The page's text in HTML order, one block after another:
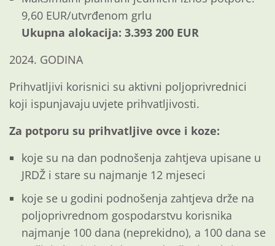
9,60 EUR/utvrđenom grlu
Ukupna alokacija: 3.393 200 EUR
2024. GODINA
Prihvatljivi korisnici su aktivni poljoprivrednici
koji ispunjavaju uvjete prihvatljivosti.
Za potporu su prihvatljive ovce i koze:
koje su na dan podnošenja zahtjeva upisane u
JRDŽ i stare su najmanje 12 mjeseci
koje se u godini podnošenja zahtjeva drže na
poljoprivrednom gospodarstvu korisnika
najmanje 100 dana (neprekidno), a 100 dana se